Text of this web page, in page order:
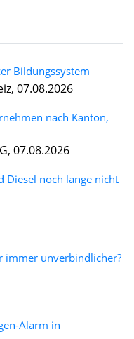
Bildungssystem
07.08.2026
nach Kanton,
07.08.2026
Diesel noch lange nicht
immer unverbindlicher?
Alarm in